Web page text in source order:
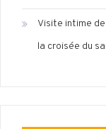
Visite intime de
la croisée du